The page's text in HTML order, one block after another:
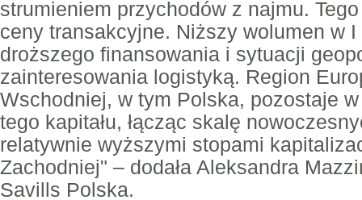
strumieniem przychodów z najmu.
ceny transakcyjne. Niższy wolumen w
droższego finansowania i sytuacji
zainteresowania logistyką. Region
Wschodniej, w tym Polska, pozostaje
tego kapitału, łącząc skalę
relatywnie wyższymi stopami
Zachodniej" – dodała Aleksandra
Savills Polska.